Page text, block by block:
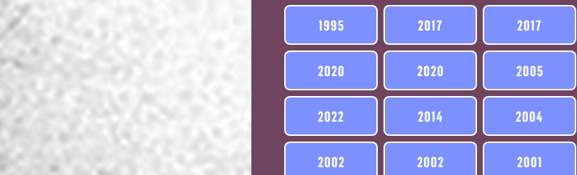
1995 2017 2017
2020 2020 2005
2022 2014 2004
2002 2002 2001